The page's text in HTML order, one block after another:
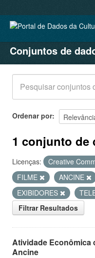
CONJUNTOS DE
ORGANIZAÇÕES
GRUPOS
SOBRE
Conjuntos de
Ordenar por
1 conjunto de
Licenças: Creative
FILME
ANCINE
EXIBIDORES
Filtrar Resultados
Atividade Econômica
Ancine